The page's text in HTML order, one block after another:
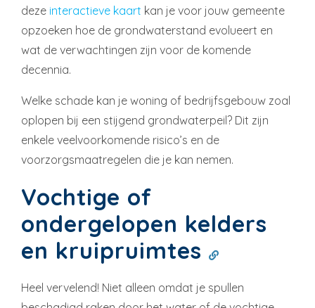
deze interactieve kaart kan je voor jouw gemeente
opzoeken hoe de grondwaterstand evolueert en
wat de verwachtingen zijn voor de komende
decennia.
Welke schade kan je woning of bedrijfsgebouw zoal
oplopen bij een stijgend grondwaterpeil? Dit zijn
enkele veelvoorkomende risico’s en de
voorzorgsmaatregelen die je kan nemen.
Vochtige of
ondergelopen kelders
en kruipruimtes
Heel vervelend! Niet alleen omdat je spullen